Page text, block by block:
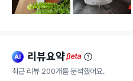
ai 리뷰요약beta
최근 리뷰 200개를 분석했어요.